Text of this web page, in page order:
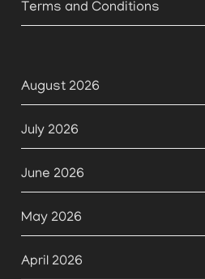
Terms and Conditions
August 2026
July 2026
June 2026
May 2026
April 2026